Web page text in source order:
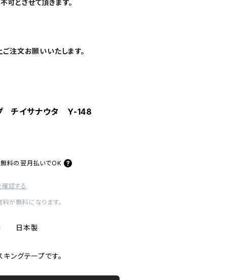
とさせて頂きます。
注文お願いいたします。
チイサナウタ Y-148
料の 翌月払いでOK
認する
が無料になります。
巻 日本製
ングテープです。